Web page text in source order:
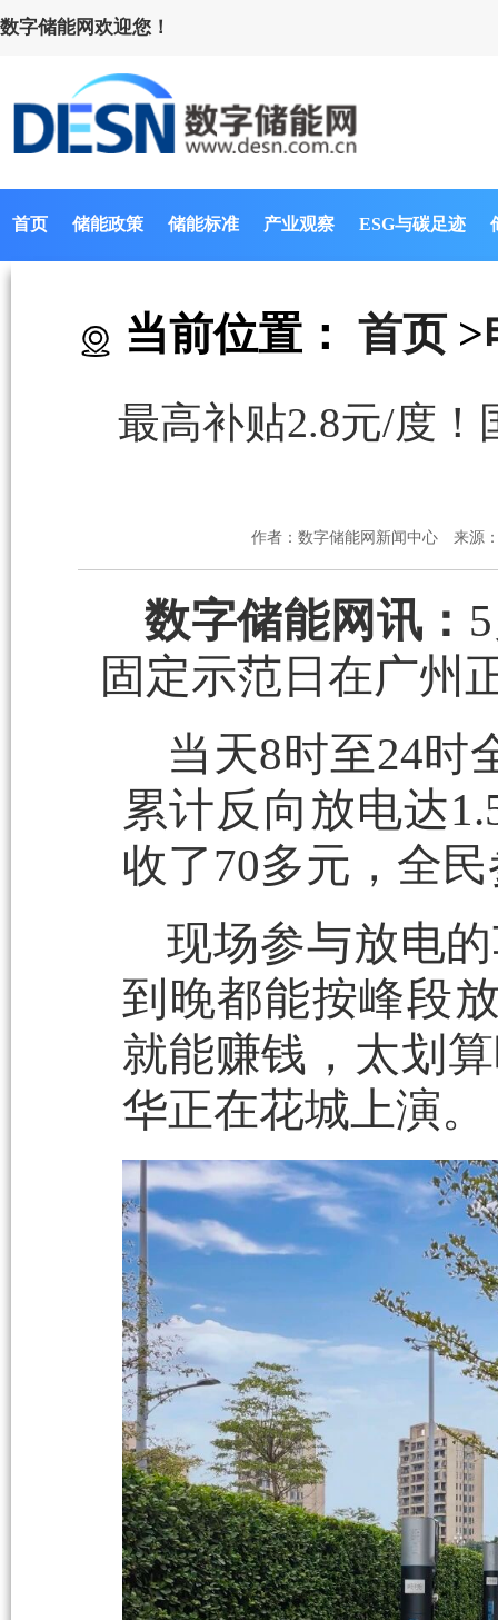
数字储能网欢迎您！
首页 储能政策 储能标准 产业观察 ESG与碳足迹
当前位置： 首页 >
最高补贴2.8元/度
作者：数字储能网新闻中心 来源
数字储能网讯：
固定示范日在广州
当天8时至24时
累计反向放电达
收了70多元，全
现场参与放电
到晚都能按峰段
就能赚钱，太划
华正在花城上演。